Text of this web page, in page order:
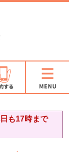
も17時まで